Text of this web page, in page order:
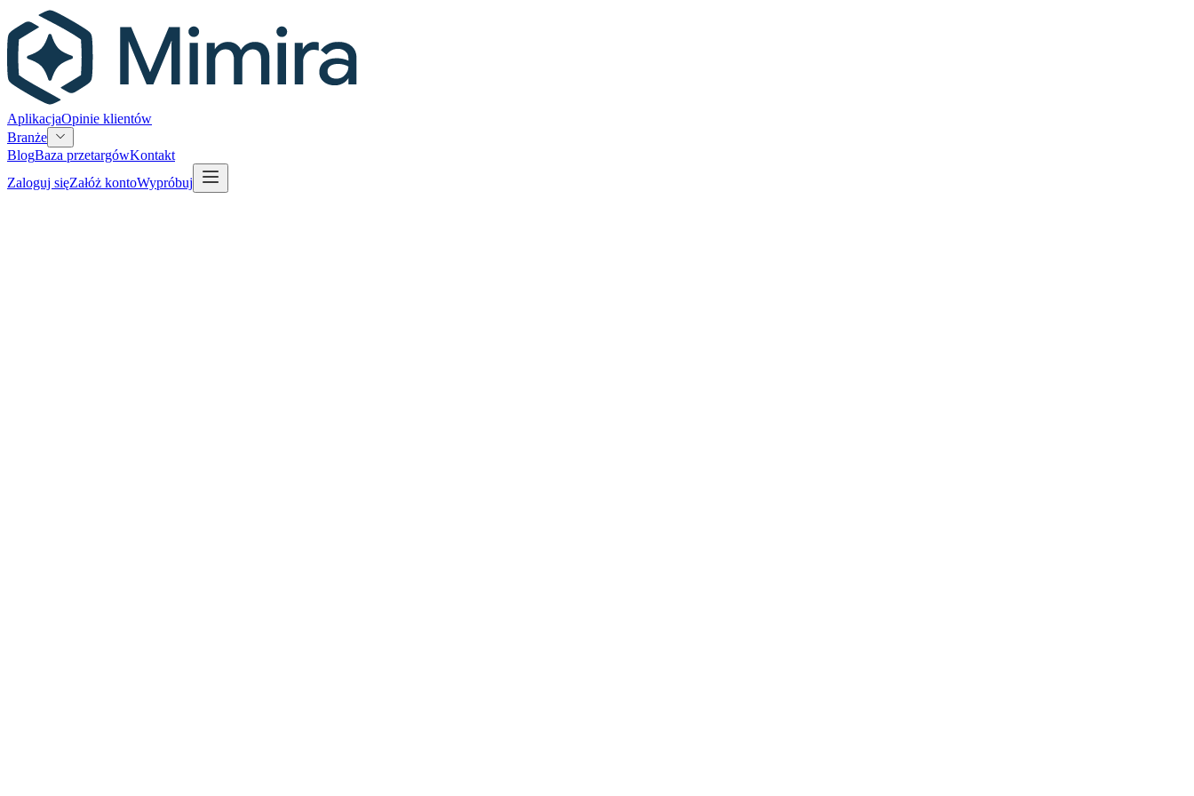
AplikacjaOpinie klientów
Branże
BlogBaza przetargówKontakt
Zaloguj sięZałóż kontoWypróbuj